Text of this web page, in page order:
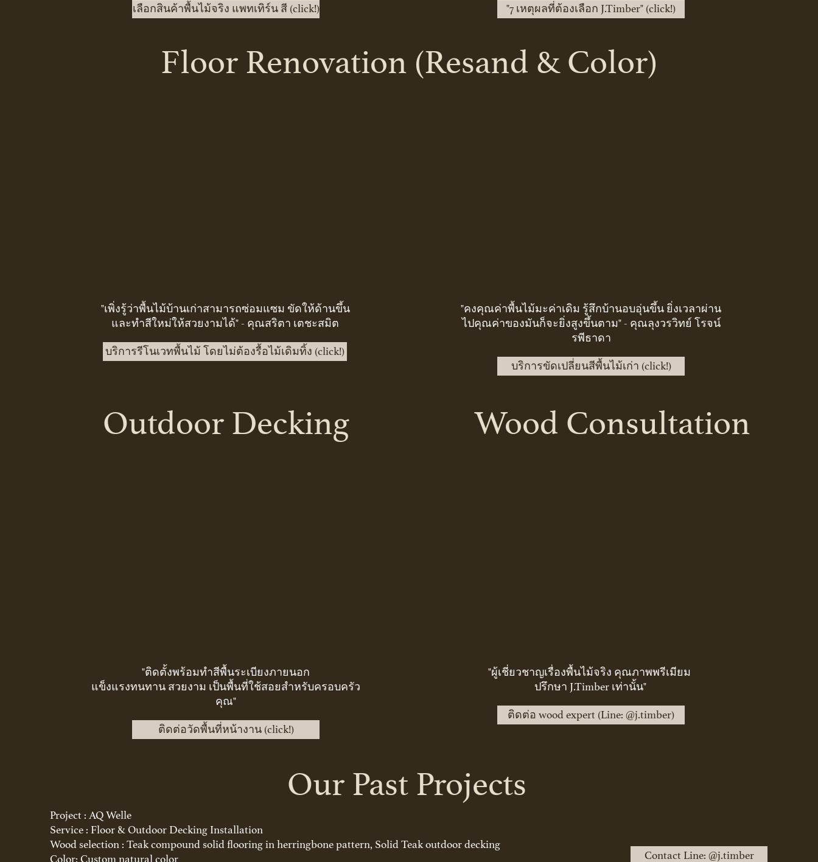
เลือกสินค้าพื้นไม้จริง แพทเทิร์น สี (click!) "7 เหตุผลที่ต้องเลือก J.Timber" (click!)
"เพิ่งรู้ว่าพื้นไม้บ้านเก่าสามารถซ่อมแซม ขัดให้ด้านขึ้น
และทำสีใหม่ให้สวยงามได้" - คุณสริตา เตชะสมิต
บริการรีโนเวทพื้นไม้ โดยไม่ต้องรื้อไม้เดิมทิ้ง (click!)
"คงคุณค่าพื้นไม้มะค่าเดิม รู้สึกบ้านอบอุ่นขึ้น ยิ่งเวลาผ่าน
ไปคุณค่าของมันก็จะยิ่งสูงขึ้นตาม" - คุณลุงวรวิทย์ โรจน์
รพีธาดา
บริการขัดเปลี่ยนสีพื้นไม้เก่า (click!)
Floor Renovation (Resand & Color)
Outdoor Decking
"ติดตั้งพร้อมทำสีพื้นระเบียงภายนอก
แข็งแรงทนทาน สวยงาม เป็นพื้นที่ใช้สอยสำหรับครอบครัว
คุณ"
ติดต่อวัดพื้นที่หน้างาน (click!)
Wood Consultation
"ผู้เชี่ยวชาญเรื่องพื้นไม้จริง คุณภาพพรีเมียม
ปรึกษา J.Timber เท่านั้น"
ติดต่อ wood expert (Line: @j.timber)
Our Past Projects
Project : AQ Welle
Service : Floor & Outdoor Decking Installation
Wood selection : Teak compound solid flooring in herringbone pattern, Solid Teak outdoor decking
Color: Custom natural color
Contact Line: @j.timber